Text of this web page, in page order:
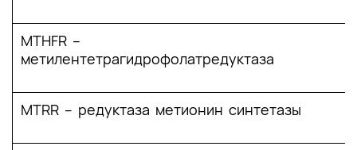
MTHFR –
метилентетрагидрофолатредуктаза
MTRR – редуктаза метионин синтетазы